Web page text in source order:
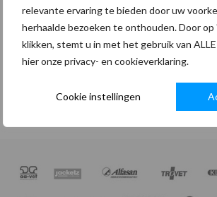
relevante ervaring te bieden door uw
herhaalde bezoeken te onthouden. Door
klikken, stemt u in met het gebruik van
hier onze privacy- en cookieverklaring.
Cookie instellingen
ervaring op deze site te ondersteunen,
tot je account te beheren en voor
zoals omschreven in onze